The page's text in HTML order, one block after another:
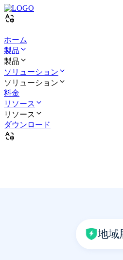
ホーム
製品
製品
ソリューション
ソリューション
料金
リソース
リソース
ダウンロード
地域